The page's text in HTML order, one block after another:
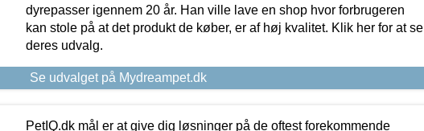
dyrepasser igennem 20 år. Han ville lave en shop hvor forbrugeren
kan stole på at det produkt de køber, er af høj kvalitet. Klik her for at se
deres udvalg.
Se udvalget på Mydreampet.dk
PetIQ.dk mål er at give dig løsninger på de oftest forekommende